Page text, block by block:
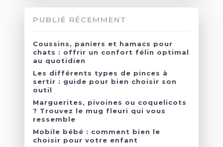
PUBLIÉ RÉCEMMENT
Coussins, paniers et hamacs pour
chats : offrir un confort félin optimal
au quotidien
Les différents types de pinces à
sertir : guide pour bien choisir son
outil
Marguerites, pivoines ou coquelicots
? Trouvez le mug fleuri qui vous
ressemble
Mobile bébé : comment bien le
choisir pour votre enfant